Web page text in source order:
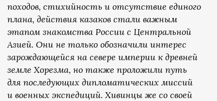
походов, стихийность и отсутствие единого
плана, действия казаков стали важным
этапом знакомства России с Центральной
Азией. Они не только обозначили интерес
зарождающейся на севере империи к древней
земле Хорезма, но также проложили путь
для последующих дипломатических миссий
и военных экспедиций. Хивинцы же со своей